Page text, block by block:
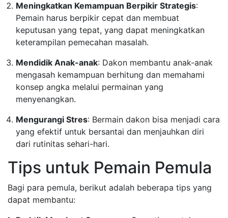
Meningkatkan Kemampuan Berpikir Strategis:
Pemain harus berpikir cepat dan membuat
keputusan yang tepat, yang dapat meningkatkan
keterampilan pemecahan masalah.
Mendidik Anak-anak: Dakon membantu anak-anak
mengasah kemampuan berhitung dan memahami
konsep angka melalui permainan yang
menyenangkan.
Mengurangi Stres: Bermain dakon bisa menjadi cara
yang efektif untuk bersantai dan menjauhkan diri
dari rutinitas sehari-hari.
Tips untuk Pemain Pemula
Bagi para pemula, berikut adalah beberapa tips yang
dapat membantu: